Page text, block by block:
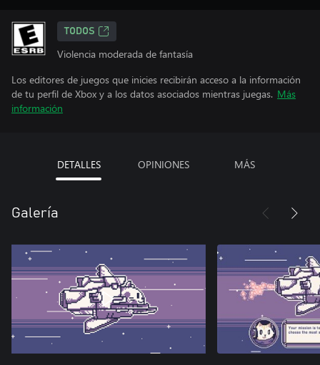
TODOS
Violencia moderada de fantasía
Los editores de juegos que inicies recibirán acceso a la información
de tu perfil de Xbox y a los datos asociados mientras juegas. Más
información
DETALLES OPINIONES MÁS
Galería